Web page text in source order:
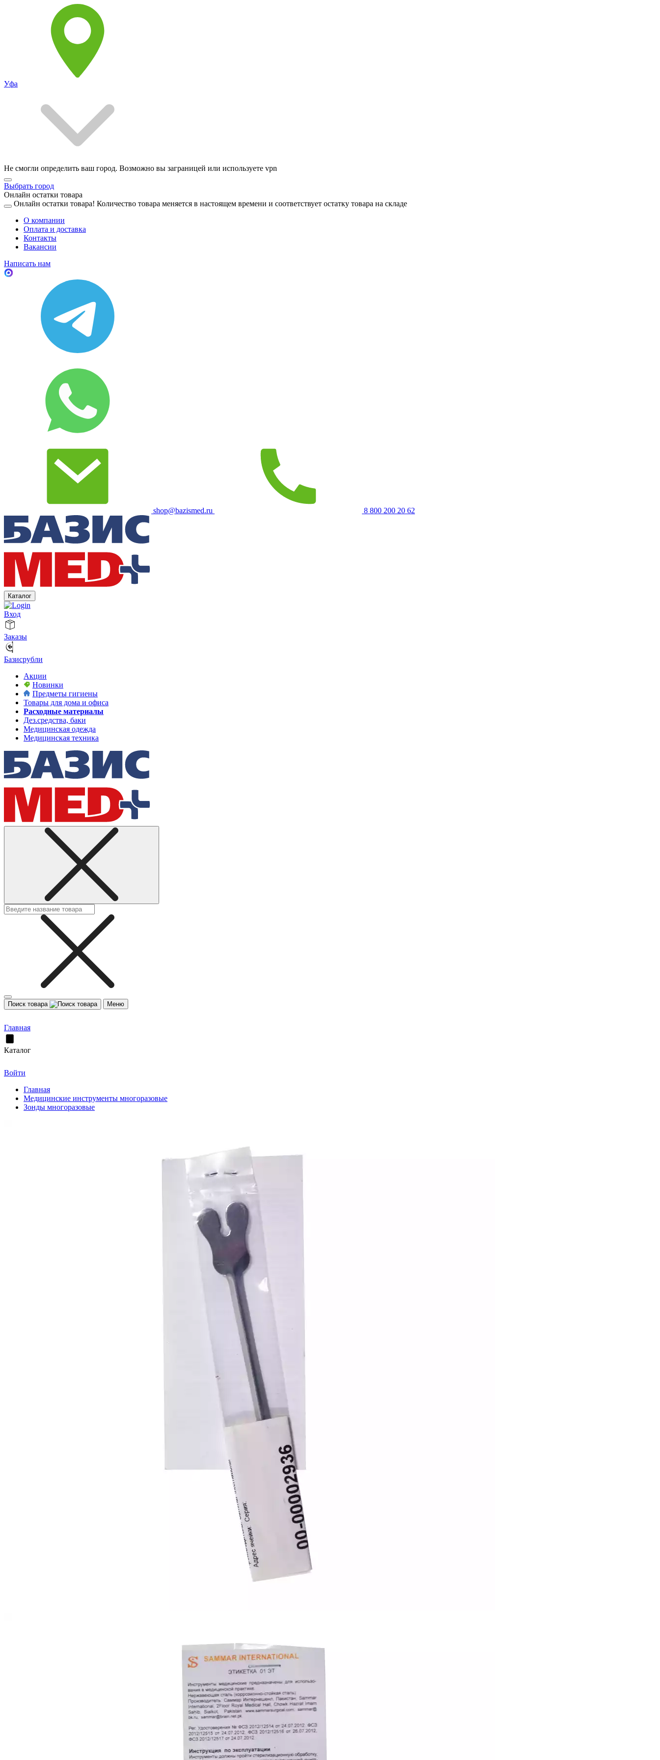
Уфа
Не смогли определить ваш город. Возможно вы заграницей или используете vpn
Выбрать город
Онлайн остатки товара
Онлайн остатки товара! Количество товара меняется в настоящем времени и соответствует остатку товара на складе
О компании
Оплата и доставка
Контакты
Вакансии
Написать нам
shop@bazismed.ru 8 800 200 20 62
Каталог
Вход
Заказы
Базисрубли
Акции
Новинки
Предметы гигиены
Товары для дома и офиса
Расходные материалы
Дез.средства, баки
Медицинская одежда
Медицинская техника
Поиск товара Меню
Главная
Каталог
Войти
Главная
Медицинские инструменты многоразовые
Зонды многоразовые